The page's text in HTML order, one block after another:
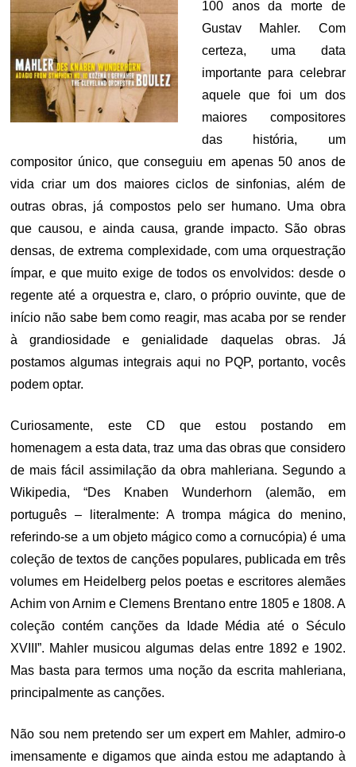
100 anos da morte de
Gustav Mahler. Com
certeza, uma data
importante para celebrar
aquele que foi um dos
maiores compositores
das história, um
compositor único, que conseguiu em apenas 50 anos de
vida criar um dos maiores ciclos de sinfonias, além de
outras obras, já compostos pelo ser humano. Uma obra
que causou, e ainda causa, grande impacto. São obras
densas, de extrema complexidade, com uma orquestração
ímpar, e que muito exige de todos os envolvidos: desde o
regente até a orquestra e, claro, o próprio ouvinte, que de
início não sabe bem como reagir, mas acaba por se render
à grandiosidade e genialidade daquelas obras. Já
postamos algumas integrais aqui no PQP, portanto, vocês
podem optar.
Curiosamente, este CD que estou postando em
homenagem a esta data, traz uma das obras que considero
de mais fácil assimilação da obra mahleriana. Segundo a
Wikipedia, “Des Knaben Wunderhorn (alemão, em
português – literalmente: A trompa mágica do menino,
referindo-se a um objeto mágico como a cornucópia) é uma
coleção de textos de canções populares, publicada em três
volumes em Heidelberg pelos poetas e escritores alemães
Achim von Arnim e Clemens Brentano entre 1805 e 1808. A
coleção contém canções da Idade Média até o Século
XVIII”. Mahler musicou algumas delas entre 1892 e 1902.
Mas basta para termos uma noção da escrita mahleriana,
principalmente as canções.
Não sou nem pretendo ser um expert em Mahler, admiro-o
imensamente e digamos que ainda estou me adaptando à